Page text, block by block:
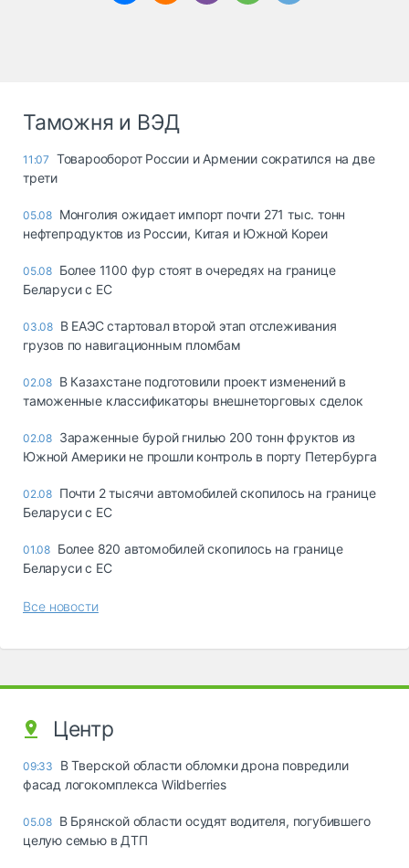
Таможня и ВЭД
11:07 Товарооборот России и Армении сократился на две
трети
05.08 Монголия ожидает импорт почти 271 тыс. тонн
нефтепродуктов из России, Китая и Южной Кореи
05.08 Более 1100 фур стоят в очередях на границе
Беларуси с ЕС
03.08 В ЕАЭС стартовал второй этап отслеживания
грузов по навигационным пломбам
02.08 В Казахстане подготовили проект изменений в
таможенные классификаторы внешнеторговых сделок
02.08 Зараженные бурой гнилью 200 тонн фруктов из
Южной Америки не прошли контроль в порту Петербурга
02.08 Почти 2 тысячи автомобилей скопилось на границе
Беларуси с ЕС
01.08 Более 820 автомобилей скопилось на границе
Беларуси с ЕС
Все новости
Центр
09:33
В Тверской области обломки дрона повредили
фасад логокомплекса Wildberries
05.08 В Брянской области осудят водителя, погубившего
целую семью в ДТП